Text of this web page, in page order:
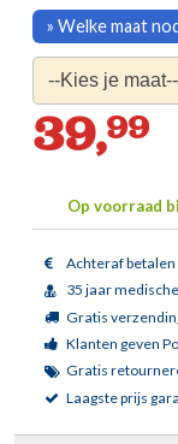
39,99
Op voorraad
Achteraf
35 jaar
Gratis
Klanten geven
Gratis
Laagste prijs
» Welke maat